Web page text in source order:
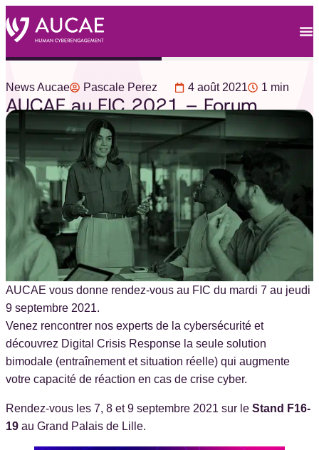
News Aucae Pascale Perez 4 août 2021 1 min
AUCAE au FIC 2021 – Forum
International de la Cybersécurité
AUCAE vous donne rendez-vous au FIC du mardi 7 au jeudi
9 septembre 2021.
Venez rencontrer nos experts de la cybersécurité et
découvrez Digital Crisis Response la seule solution
bimodale (entraînement et situation réelle) qui augmente
votre capacité de réaction en cas de crise cyber.
Rendez-vous les 7, 8 et 9 septembre 2021 sur le Stand F16-
19 au Grand Palais de Lille.